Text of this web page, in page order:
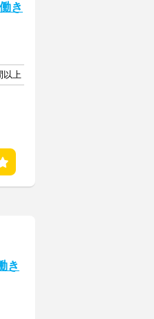
き
以上
き